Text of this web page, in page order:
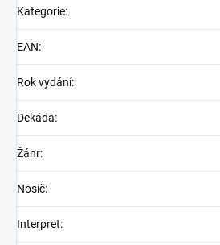
Kategorie:
EAN:
Rok vydání:
Dekáda:
Žánr:
Nosič:
Interpret: